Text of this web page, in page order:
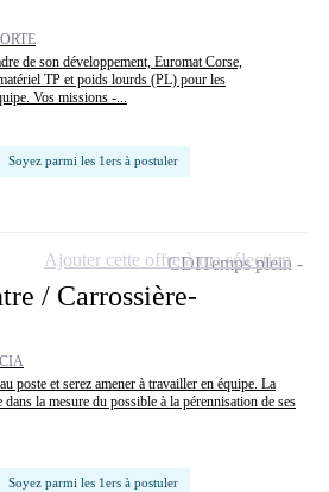
de son développement, Euromat Corse,
TP et poids lourds (PL) pour les
Vos missions -...
Soyez parmi les 1ers à postuler
/ Carrossière-
poste et serez amener à travailler en équipe. La
la mesure du possible à la pérennisation de ses
Soyez parmi les 1ers à postuler
CDITemps plein
Ajouter cette offre à ma sélection